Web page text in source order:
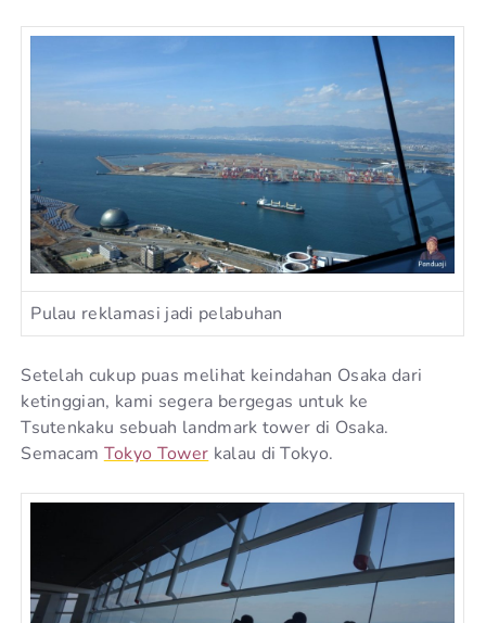
Pulau reklamasi jadi pelabuhan
Setelah cukup puas melihat keindahan Osaka dari
ketinggian, kami segera bergegas untuk ke
Tsutenkaku sebuah landmark tower di Osaka.
Semacam Tokyo Tower kalau di Tokyo.